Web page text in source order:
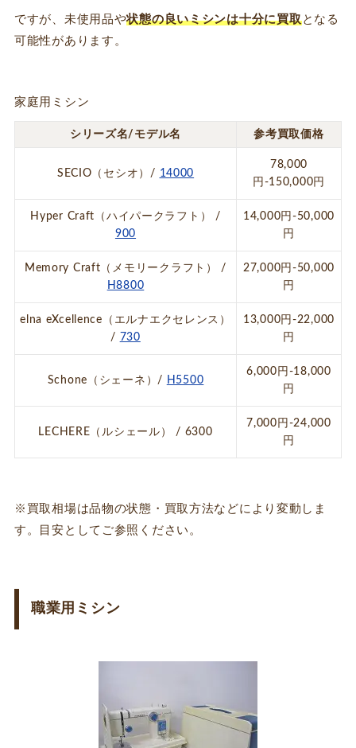
ですが、未使用品や状態の良いミシンは十分に買取となる
可能性があります。
家庭用ミシン
シリーズ名/モデル名 参考買取価格
SECIO（セシオ）/ 14000
78,000
円-150,000円
Hyper Craft（ハイパークラフト） /
900
14,000円-50,000
円
Memory Craft（メモリークラフト） /
H8800
27,000円-50,000
円
elna eXcellence（エルナエクセレンス）
/ 730
13,000円-22,000
円
Schone（シェーネ）/ H5500
6,000円-18,000
円
LECHERE（ルシェール） / 6300
7,000円-24,000
円
※買取相場は品物の状態・買取方法などにより変動しま
す。目安としてご参照ください。
職業用ミシン